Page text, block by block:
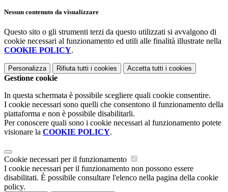
Nessun contenuto da visualizzare
Questo sito o gli strumenti terzi da questo utilizzati si avvalgono di
cookie necessari al funzionamento ed utili alle finalità illustrate nella
COOKIE POLICY.
Personalizza Rifiuta tutti i cookies Accetta tutti i cookies
Gestione cookie
In questa schermata è possibile scegliere quali cookie consentire.
I cookie necessari sono quelli che consentono il funzionamento della
piattaforma e non è possibile disabilitarli.
Per conoscere quali sono i cookie necessari al funzionamento potete
visionare la COOKIE POLICY.
Cookie necessari per il funzionamento
I cookie necessari per il funzionamento non possono essere
disabilitati. È possibile consultare l'elenco nella pagina della cookie
policy.